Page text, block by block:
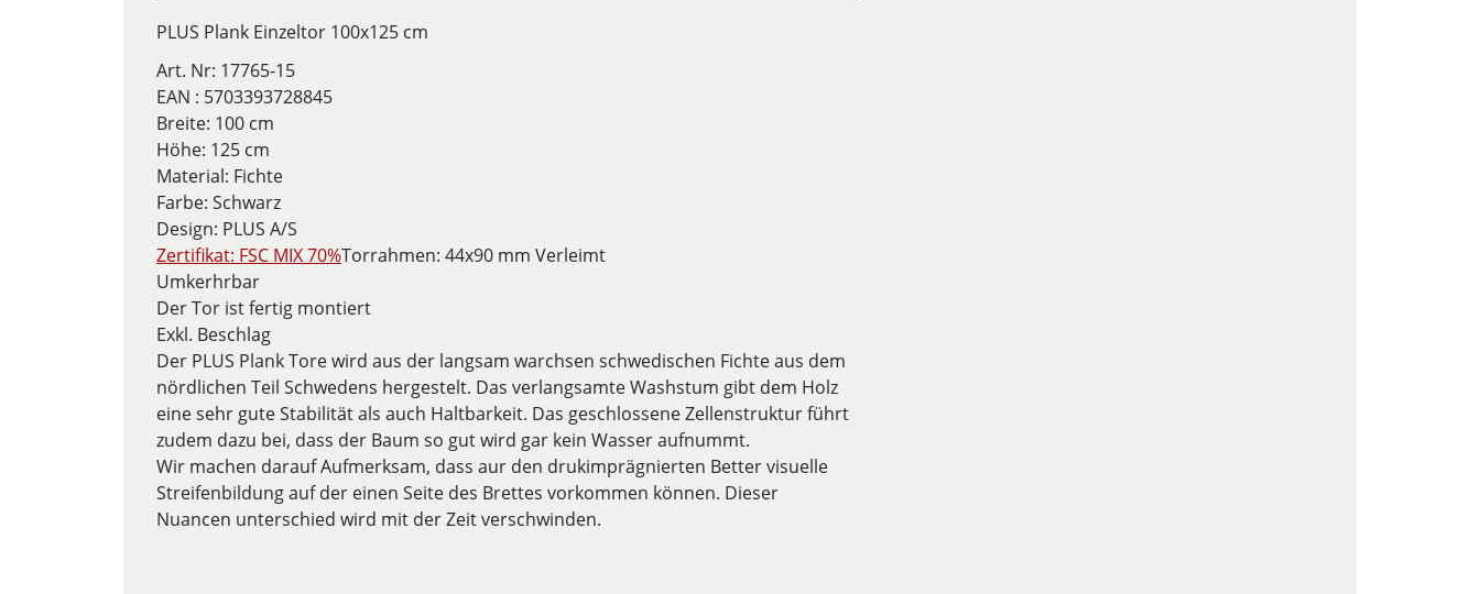
PLUS Plank Einzeltor 100x125 cm
Art. Nr: 17765-15
EAN : 5703393728845
Breite: 100 cm
Höhe: 125 cm
Material: Fichte
Farbe: Schwarz
Design: PLUS A/S
Zertifikat: FSC MIX 70%Torrahmen: 44x90 mm Verleimt
Umkerhrbar
Der Tor ist fertig montiert
Exkl. Beschlag
Der PLUS Plank Tore wird aus der langsam warchsen schwedischen Fichte aus dem
nördlichen Teil Schwedens hergestelt. Das verlangsamte Washstum gibt dem Holz
eine sehr gute Stabilität als auch Haltbarkeit. Das geschlossene Zellenstruktur führt
zudem dazu bei, dass der Baum so gut wird gar kein Wasser aufnummt.
Wir machen darauf Aufmerksam, dass aur den drukimprägnierten Better visuelle
Streifenbildung auf der einen Seite des Brettes vorkommen können. Dieser
Nuancen unterschied wird mit der Zeit verschwinden.